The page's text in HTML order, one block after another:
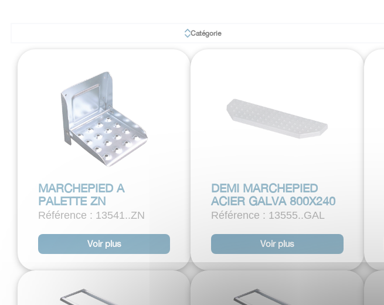
Catégorie
MARCHEPIED A
PALETTE ZN
Référence : 13541..ZN
Voir plus
DEMI MARCHEPIED
ACIER GALVA 800X240
Référence : 13555..GAL
Voir plus